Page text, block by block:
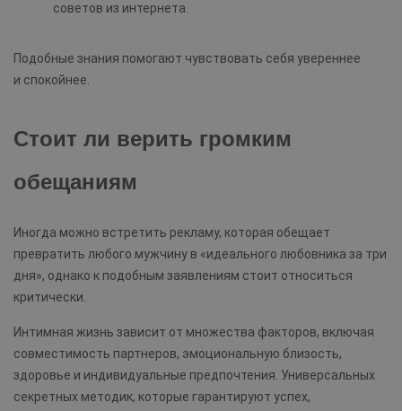
советов из интернета.
Подобные знания помогают чувствовать себя увереннее
и спокойнее.
Стоит ли верить громким
обещаниям
Иногда можно встретить рекламу, которая обещает
превратить любого мужчину в «идеального любовника за три
дня», однако к подобным заявлениям стоит относиться
критически.
Интимная жизнь зависит от множества факторов, включая
совместимость партнеров, эмоциональную близость,
здоровье и индивидуальные предпочтения. Универсальных
секретных методик, которые гарантируют успех,